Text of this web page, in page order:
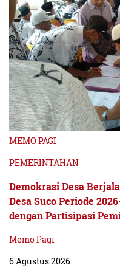
MEMO PAGI
PEMERINTAHAN
Demokrasi Desa
Desa Suco Periode
dengan Partisipasi
Memo Pagi
6 Agustus 2026